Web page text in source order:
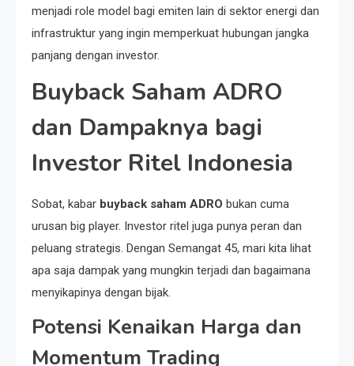
menjadi role model bagi emiten lain di sektor energi dan
infrastruktur yang ingin memperkuat hubungan jangka
panjang dengan investor.
Buyback Saham ADRO
dan Dampaknya bagi
Investor Ritel Indonesia
Sobat, kabar buyback saham ADRO bukan cuma
urusan big player. Investor ritel juga punya peran dan
peluang strategis. Dengan Semangat 45, mari kita lihat
apa saja dampak yang mungkin terjadi dan bagaimana
menyikapinya dengan bijak.
Potensi Kenaikan Harga dan
Momentum Trading